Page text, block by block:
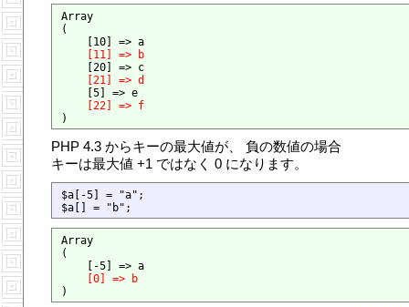
Array
(
    [10] => a
[11] => b
    [20] => c
[21] => d
    [5] => e
[22] => f
PHP 4.3 からキーの最大値が、 負の数値の場合
キーは最大値 +1 ではなく 0 になります。
$a[-5] = "a";
Array
(
    [-5] => a
[0] => b